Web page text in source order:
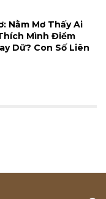
Nằm Mơ Thấy Ai
Mình Điềm
Dữ? Con Số Liên